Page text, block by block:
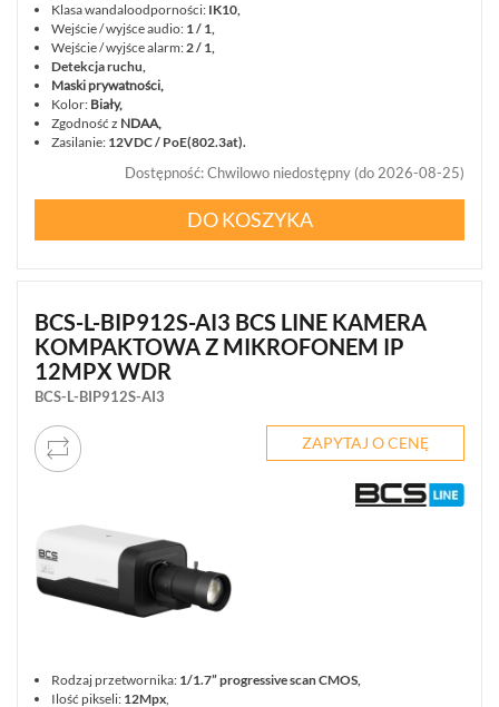
Klasa wandaloodporności: IK10,
Wejście / wyjśce audio: 1 / 1,
Wejście / wyjśce alarm:2 / 1,
Detekcja ruchu,
Maski prywatności,
Kolor: Biały,
Zgodność z NDAA,
Zasilanie: 12VDC / PoE(802.3at).
Dostępność:Chwilowo niedostępny (do 2026-08-25)
DO KOSZYKA
BCS-L-BIP912S-AI3 BCS LINE KAMERA
KOMPAKTOWA Z MIKROFONEM IP
12MPX WDR
BCS-L-BIP912S-AI3
ZAPYTAJ O CENĘ
Rodzaj przetwornika: 1/1.7” progressive scan CMOS,
Ilość pikseli: 12Mpx,